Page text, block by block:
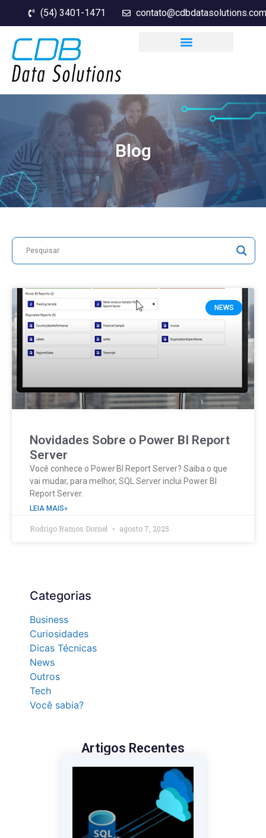
(54) 3401-1471
Blog
NEWS
Novidades Sobre o Power BI Report
Server
Você conhece o Power BI Report Server? Saiba o que
vai mudar, para melhor, SQL Server inclui Power BI
Report Server.
LEIA MAIS»
Rodrigo Ramos Dornel agosto 7, 2025
Categorias
Business
Curiosidades
Dicas Técnicas
News
Outros
Tech
Você sabia?
Artigos Recentes